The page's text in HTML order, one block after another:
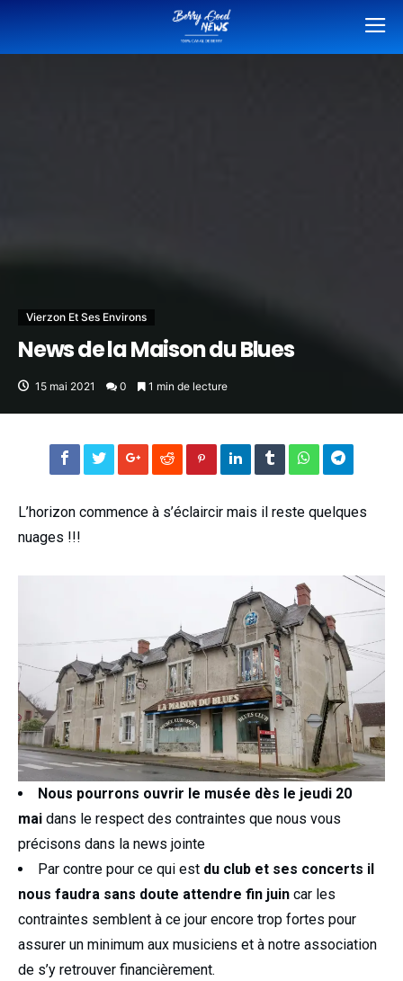
Vierzon Et Ses Environs
News de la Maison du Blues
15 mai 2021 0 1 min de lecture
L’horizon commence à s’éclaircir mais il reste quelques
nuages !!!
Nous pourrons ouvrir le musée dès le jeudi 20
mai dans le respect des contraintes que nous vous
précisons dans la news jointe
Par contre pour ce qui est du club et ses concerts il
nous faudra sans doute attendre fin juin car les
contraintes semblent à ce jour encore trop fortes pour
assurer un minimum aux musiciens et à notre association
de s’y retrouver financièrement.